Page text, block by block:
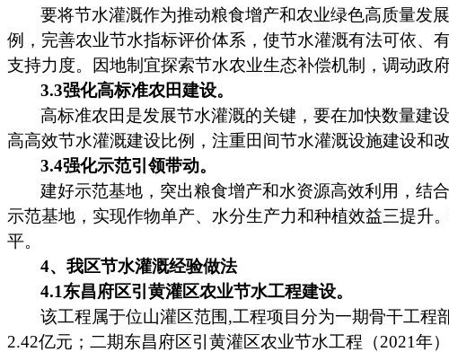
要将节水灌溉作为推动粮食增产和农业绿色高质量发
例，完善农业节水指标评价体系，使节水灌溉有法可依、
支持力度。因地制宜探索节水农业生态补偿机制，调动政
3.3强化高标准农田建设。
高标准农田是发展节水灌溉的关键，要在加快数量建
高高效节水灌溉建设比例，注重田间节水灌溉设施建设和
3.4强化示范引领带动。
建好示范基地，突出粮食增产和水资源高效利用，结
示范基地，实现作物单产、水分生产力和种植效益三提升
平。
4、我区节水灌溉经验做法
4.1东昌府区引黄灌区农业节水工程建设。
该工程属于位山灌区范围,工程项目分为一期骨干工程
2.42亿元；二期东昌府区引黄灌区农业节水工程（2021年